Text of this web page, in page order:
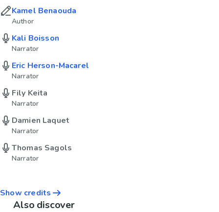
Kamel Benaouda
Author
Kali Boisson
Narrator
Eric Herson-Macarel
Narrator
Fily Keita
Narrator
Damien Laquet
Narrator
Thomas Sagols
Narrator
Show credits
Also discover